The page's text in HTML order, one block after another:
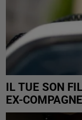
IL TUE SON
EX-